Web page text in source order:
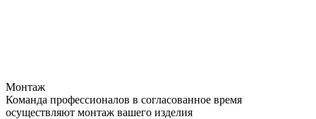
Монтаж
Команда профессионалов в согласованное время
осуществляют монтаж вашего изделия